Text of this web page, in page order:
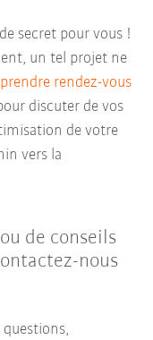
secret pour vous !
un tel projet ne
rendez-vous
discuter de vos
de votre
vers la
de conseils
nous
questions,